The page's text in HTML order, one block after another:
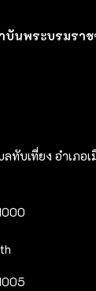
บันพระบรมรา
ทับเที่ยง อำเภอ